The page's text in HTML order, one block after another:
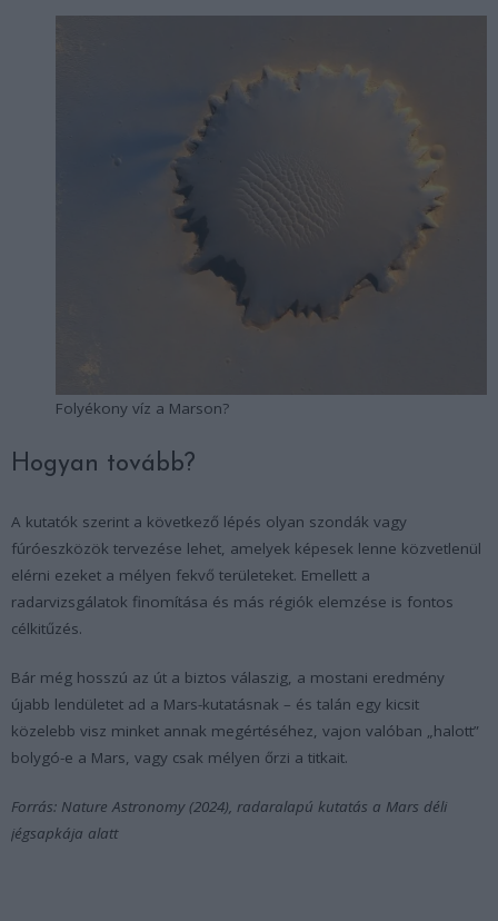
Folyékony víz a Marson?
Hogyan tovább?
A kutatók szerint a következő lépés olyan szondák vagy
fúróeszközök tervezése lehet, amelyek képesek lenne közvetlenül
elérni ezeket a mélyen fekvő területeket. Emellett a
radarvizsgálatok finomítása és más régiók elemzése is fontos
célkitűzés.
Bár még hosszú az út a biztos válaszig, a mostani eredmény
újabb lendületet ad a Mars-kutatásnak – és talán egy kicsit
közelebb visz minket annak megértéséhez, vajon valóban „halott”
bolygó-e a Mars, vagy csak mélyen őrzi a titkait.
Forrás: Nature Astronomy (2024), radaralapú kutatás a Mars déli
jégsapkája alatt